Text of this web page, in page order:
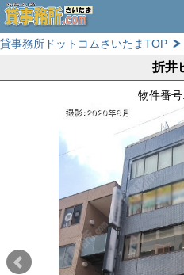
貸事務所ドットコムさいたまTOP
折井
物件番号: